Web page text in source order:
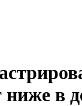
ниже в